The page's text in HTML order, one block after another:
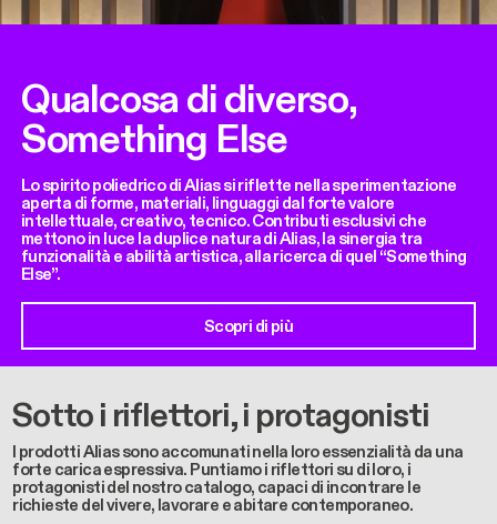
Qualcosa di diverso,
Something Else
Lo spirito poliedrico di Alias si riflette nella sperimentazione
aperta di forme, materiali, linguaggi dal forte valore
intellettuale, creativo, tecnico. Contributi esclusivi che
mettono in luce la duplice natura di Alias, la sinergia tra
funzionalità e abilità artistica, alla ricerca di quel “Something
Else”.
Scopri di più
Sotto i riflettori, i protagonisti
I prodotti Alias sono accomunati nella loro essenzialità da una
forte carica espressiva. Puntiamo i riflettori su di loro, i
protagonisti del nostro catalogo, capaci di incontrare le
richieste del vivere, lavorare e abitare contemporaneo.